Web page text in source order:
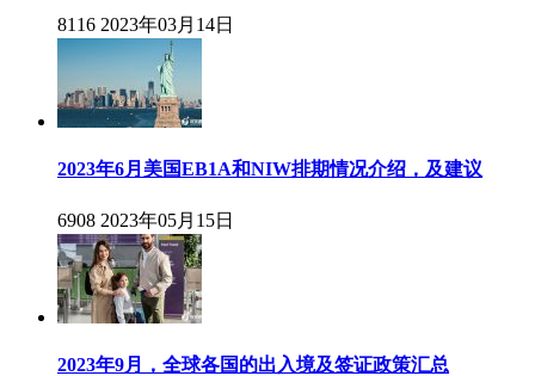
8116 2023年03月14日
2023年6月美国EB1A和NIW排期情况介绍，及建议
6908 2023年05月15日
2023年9月，全球各国的出入境及签证政策汇总